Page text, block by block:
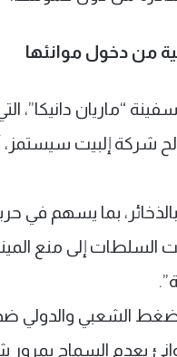
من دخول موانئها
دانيكا”، التي
من قذائف عيار 155 ملم لصالح شركة
بما يسهم في
السلطات إلى منع
الشعبي والدولي
بعدم السماح